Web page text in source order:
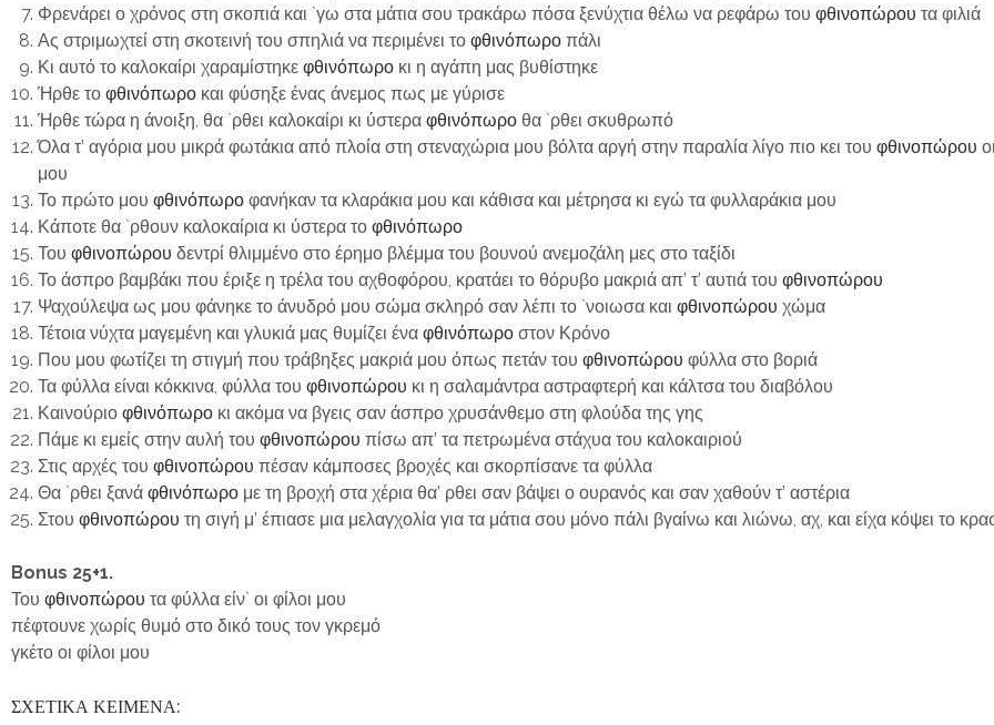
Φρενάρει ο χρόνος στη σκοπιά και `γω στα μάτια σου τρακάρω πόσα ξενύχτια θέλω να ρεφάρω του φθινοπώρου τα φιλιά
Ας στριμωχτεί στη σκοτεινή του σπηλιά να περιμένει το φθινόπωρο πάλι
Κι αυτό το καλοκαίρι χαραμίστηκε φθινόπωρο κι η αγάπη μας βυθίστηκε
Ήρθε το φθινόπωρο και φύσηξε ένας άνεμος πως με γύρισε
Ήρθε τώρα η άνοιξη, θα `ρθει καλοκαίρι κι ύστερα φθινόπωρο θα `ρθει σκυθρωπό
Όλα τ’ αγόρια μου μικρά φωτάκια από πλοία στη στεναχώρια μου βόλτα αργή στην παραλία λίγο πιο κει του φθινοπώρου
μου
Το πρώτο μου φθινόπωρο φανήκαν τα κλαράκια μου και κάθισα και μέτρησα κι εγώ τα φυλλαράκια μου
Κάποτε θα `ρθουν καλοκαίρια κι ύστερα το φθινόπωρο
Του φθινοπώρου δεντρί θλιμμένο στο έρημο βλέμμα του βουνού ανεμοζάλη μες στο ταξίδι
Το άσπρο βαμβάκι που έριξε η τρέλα του αχθοφόρου, κρατάει το θόρυβο μακριά απ’ τ’ αυτιά του φθινοπώρου
Ψαχούλεψα ως μου φάνηκε το άνυδρό μου σώμα σκληρό σαν λέπι το `νοιωσα και φθινοπώρου χώμα
Τέτοια νύχτα μαγεμένη και γλυκιά μας θυμίζει ένα φθινόπωρο στον Κρόνο
Που μου φωτίζει τη στιγμή που τράβηξες μακριά μου όπως πετάν του φθινοπώρου φύλλα στο βοριά
Τα φύλλα είναι κόκκινα, φύλλα του φθινοπώρου κι η σαλαμάντρα αστραφτερή και κάλτσα του διαβόλου
Καινούριο φθινόπωρο κι ακόμα να βγεις σαν άσπρο χρυσάνθεμο στη φλούδα της γης
Πάμε κι εμείς στην αυλή του φθινοπώρου πίσω απ’ τα πετρωμένα στάχυα του καλοκαιριού
Στις αρχές του φθινοπώρου πέσαν κάμποσες βροχές και σκορπίσανε τα φύλλα
Θα `ρθει ξανά φθινόπωρο με τη βροχή στα χέρια θα’ ρθει σαν βάψει ο ουρανός και σαν χαθούν τ’ αστέρια
Στου φθινοπώρου τη σιγή μ’ έπιασε μια μελαγχολία για τα μάτια σου μόνο πάλι βγαίνω και λιώνω, αχ, και είχα κόψει το
Bonus 25+1.
Του φθινοπώρου τα φύλλα είν` οι φίλοι μου
πέφτουνε χωρίς θυμό στο δικό τους τον γκρεμό
γκέτο οι φίλοι μου
ΣΧΕΤΙΚΑ ΚΕΙΜΕΝΑ: